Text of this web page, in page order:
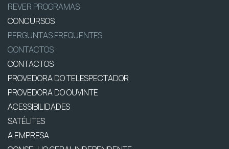
REVER PROGRAMAS
CONCURSOS
PERGUNTAS FREQUENTES
CONTACTOS
CONTACTOS
PROVEDORA DO TELESPECTADOR
PROVEDORA DO OUVINTE
ACESSIBILIDADES
SATÉLITES
A EMPRESA